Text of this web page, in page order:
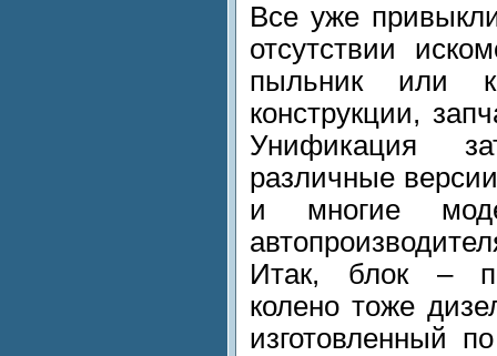
Все уже
отсутствии
пыльник или
конструкции,
Унификация
различные
и многие
Итак, блок –
колено тоже
изготовленный